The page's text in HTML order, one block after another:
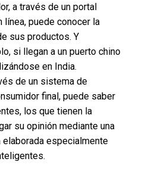
a través de un portal
línea, puede conocer la
sus productos. Y
si llegan a un puerto chino
en India.
de un sistema de
final, puede saber
los que tienen la
su opinión mediante una
especialmente